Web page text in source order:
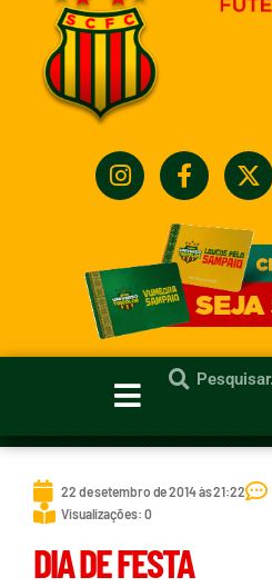
22 de setembro de 2014 às 21:22
Visualizações: 0
DIA DE FESTA